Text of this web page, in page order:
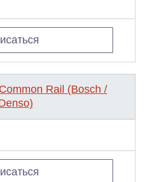
Rail (Bosch /